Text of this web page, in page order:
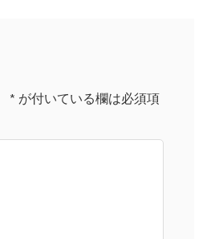
* が付いている欄は必須項